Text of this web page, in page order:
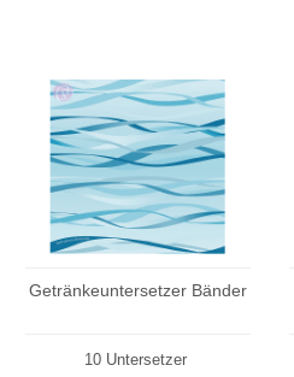
Getränkeuntersetzer Bänder
10 Untersetzer